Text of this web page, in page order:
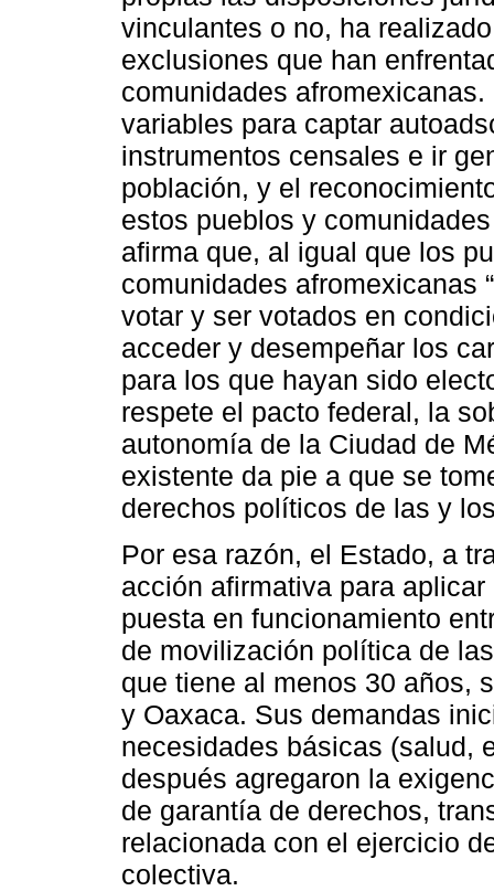
vinculantes o no, ha
exclusiones que han
comunidades
variables para captar
instrumentos censales e ir
población, y el
estos pueblos y
afirma que, al igual que los
comunidades afromexicanas
votar y ser votados en
acceder y desempeñar los
para los que hayan sido
respete el pacto federal, la
autonomía de la Ciudad de
existente da pie a que se
derechos políticos de las y
Por esa razón, el Estado, a
acción afirmativa para
puesta en funcionamiento
de movilización política de
que tiene al menos 30 años,
y Oaxaca. Sus demandas
necesidades básicas (salud,
después agregaron la
de garantía de derechos,
relacionada con el ejercicio
colectiva.